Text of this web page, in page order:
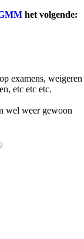
het volgende:
examens, weigeren
etc etc etc.
wel weer gewoon